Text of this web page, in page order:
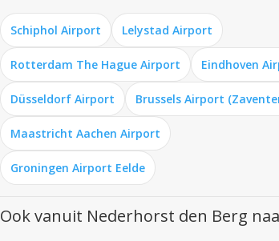
Schiphol Airport Lelystad Airport
Rotterdam The Hague Airport Eindhoven
Düsseldorf Airport Brussels Airport
Maastricht Aachen Airport
Groningen Airport Eelde
Ook vanuit Nederhorst den Berg